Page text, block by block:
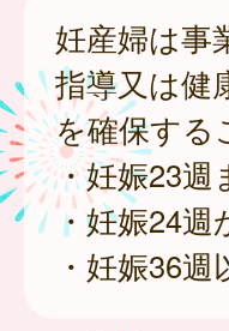
妊産婦は事
指導又は健
を確保する
・妊娠23週
・妊娠24週
・妊娠36